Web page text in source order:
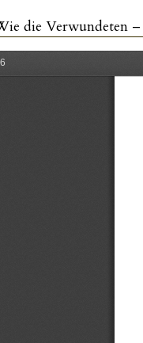
Verwundeten – derer du